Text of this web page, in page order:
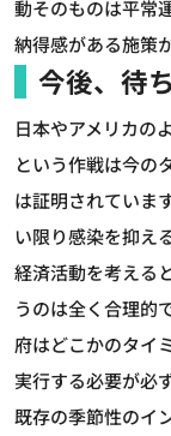
動そのものは平常
納得感がある施策
今後、待
日本やアメリカの
という作戦は今の
は証明されていま
い限り感染を抑え
経済活動を考える
うのは全く合理的
府はどこかのタイ
実行する必要が必
既存の季節性のイ